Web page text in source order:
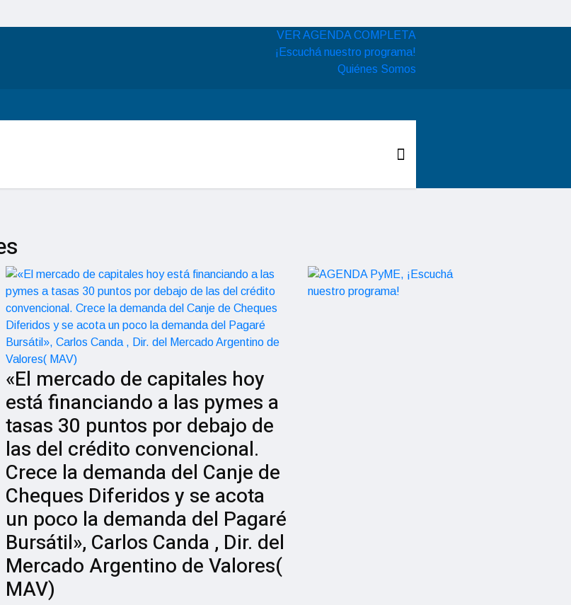
VER AGENDA COMPLETA
¡Escuchá nuestro programa!
Quiénes Somos
«El mercado de capitales hoy
está financiando a las pymes a
tasas 30 puntos por debajo de
las del crédito convencional.
Crece la demanda del Canje de
Cheques Diferidos y se acota
un poco la demanda del Pagaré
Bursátil», Carlos Canda , Dir. del
Mercado Argentino de Valores(
MAV)